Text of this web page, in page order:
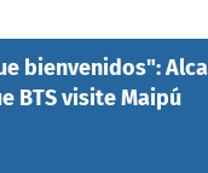
bienvenidos":
BTS visite Maipú